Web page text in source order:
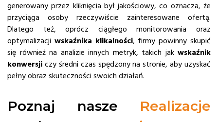
generowany przez kliknięcia był jakościowy, co oznacza, że
przyciąga osoby rzeczywiście zainteresowane ofertą.
Dlatego też, oprócz ciągłego monitorowania oraz
optymalizacji wskaźnika klikalności, firmy powinny skupić
się również na analizie innych metryk, takich jak wskaźnik
konwersji czy średni czas spędzony na stronie, aby uzyskać
pełny obraz skuteczności swoich działań.
Poznaj nasze Realizacje